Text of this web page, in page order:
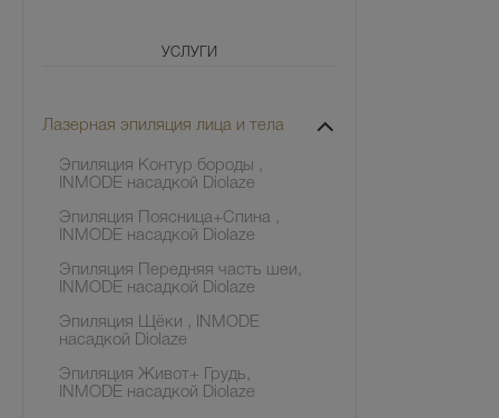
УСЛУГИ
Лазерная эпиляция лица и тела
Эпиляция Контур бороды ,
INMODE насадкой Diolaze
Эпиляция Поясница+Спина ,
INMODE насадкой Diolaze
Эпиляция Передняя часть шеи,
INMODE насадкой Diolaze
Эпиляция Щёки , INMODE
насадкой Diolaze
Эпиляция Живот+ Грудь,
INMODE насадкой Diolaze